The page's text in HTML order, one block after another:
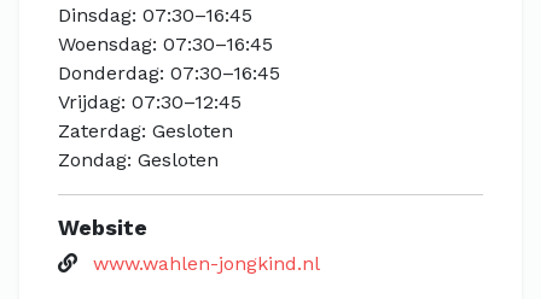
Dinsdag: 07:30–16:45
Woensdag: 07:30–16:45
Donderdag: 07:30–16:45
Vrijdag: 07:30–12:45
Zaterdag: Gesloten
Zondag: Gesloten
Website
www.wahlen-jongkind.nl